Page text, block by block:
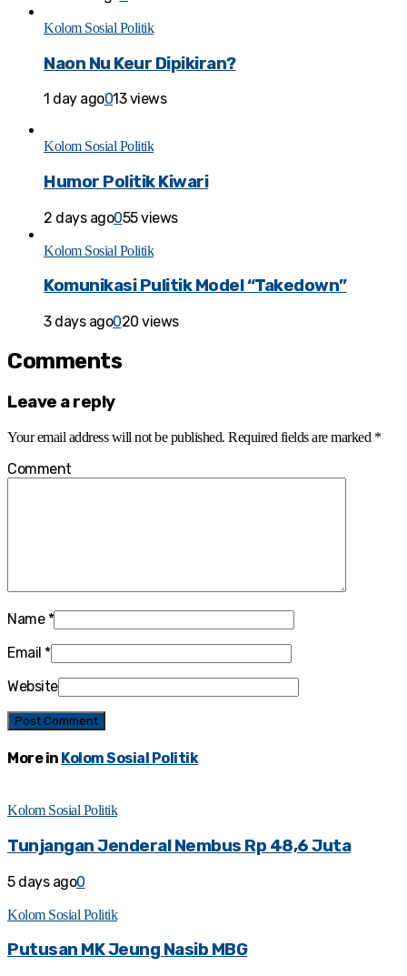
Kolom Sosial Politik
Naon Nu Keur Dipikiran?
1 day ago013 views
Kolom Sosial Politik
Humor Politik Kiwari
2 days ago055 views
Kolom Sosial Politik
Komunikasi Pulitik Model “Takedown”
3 days ago020 views
Comments
Leave a reply
Your email address will not be published. Required fields are marked *
Comment
Name *
Email *
Website
More in Kolom Sosial Politik
Kolom Sosial Politik
Tunjangan Jenderal Nembus Rp 48,6 Juta
5 days ago0
Kolom Sosial Politik
Putusan MK Jeung Nasib MBG